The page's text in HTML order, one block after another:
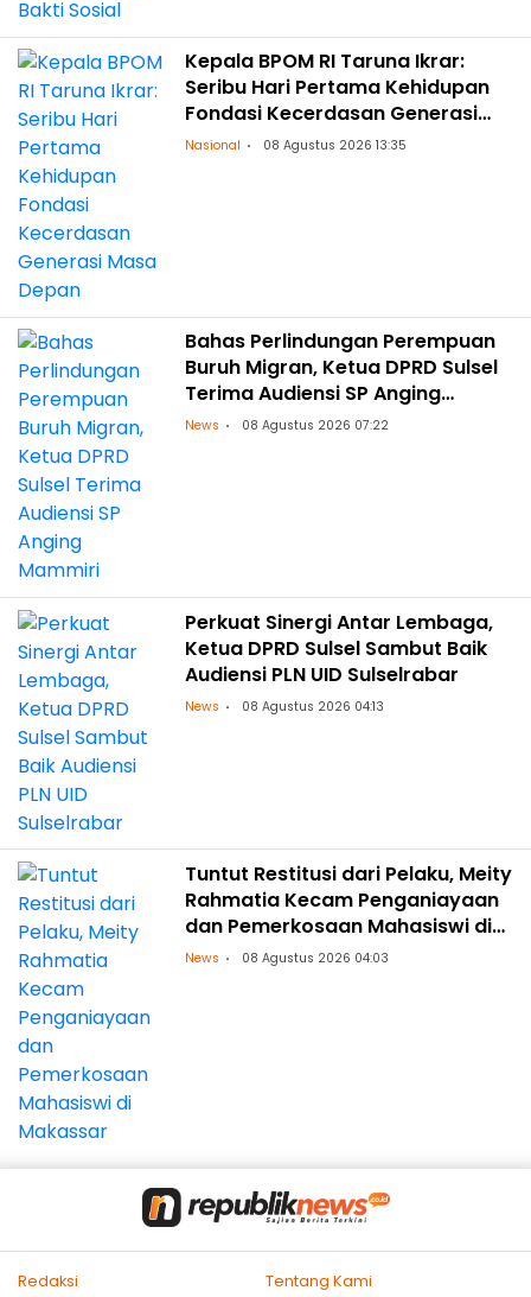
Kepala BPOM RI Taruna Ikrar:
Seribu Hari Pertama Kehidupan
Fondasi Kecerdasan Generasi
Masa Depan
Nasional 08 Agustus 2026 13:35
Bahas Perlindungan Perempuan
Buruh Migran, Ketua DPRD Sulsel
Terima Audiensi SP Anging
Mammiri
News 08 Agustus 2026 07:22
Perkuat Sinergi Antar Lembaga,
Ketua DPRD Sulsel Sambut Baik
Audiensi PLN UID Sulselrabar
News 08 Agustus 2026 04:13
Tuntut Restitusi dari Pelaku, Meity
Rahmatia Kecam Penganiayaan
dan Pemerkosaan Mahasiswi di
Makassar
News 08 Agustus 2026 04:03
Redaksi Tentang Kami